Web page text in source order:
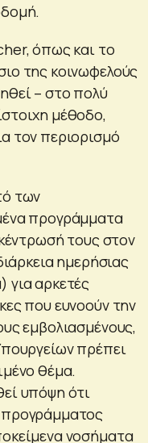
όπως και το
της κοινωφελούς
– στο πολύ
μέθοδο,
τον περιορισμό
των
προγράμματα
τους στον
ημερήσιας
αρκετές
που ευνοούν την
εμβολιασμένους,
πρέπει
θέμα.
υπόψη ότι
νοσήματα